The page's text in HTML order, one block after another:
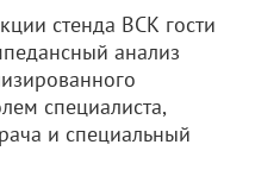
стенда ВСК гости
анализ
специалиста,
и специальный